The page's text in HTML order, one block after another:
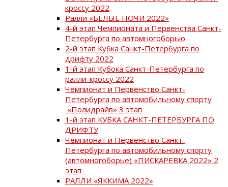
кроссу 2022
Ралли «БЕЛЫЕ НОЧИ 2022»
4-й этап Чемпионата и Первенства Санкт-
Петербурга по автомногоборью
2-й этап Кубка Санкт-Петербурга по
дрифту 2022
1-й этап Кубока Санкт-Петербурга по
ралли-кроссу 2022
Чемпионат и Первенство Санкт-
Петербурга по автомобильному спорту
«Полидрайв» 3 этап
1-й этап КУБКА САНКТ-ПЕТЕРБУРГА ПО
ДРИФТУ
Чемпионат и Первенство Санкт-
Петербурга по автомобильному спорту
(автомногоборье) «ПИСКАРЕВКА 2022» 2
этап
РАЛЛИ «ЯККИМА 2022»